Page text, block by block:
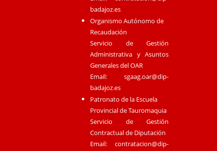
badajoz.es
Organismo Autónomo de
Recaudación
Servicio de Gestión
Administrativa y Asuntos
Generales del OAR
Email:sgaag.oar@dip-
badajoz.es
Patronato de la Escuela
Provincial de Tauromaquia
Servicio de Gestión
Contractual de Diputación
Email:contratacion@dip-